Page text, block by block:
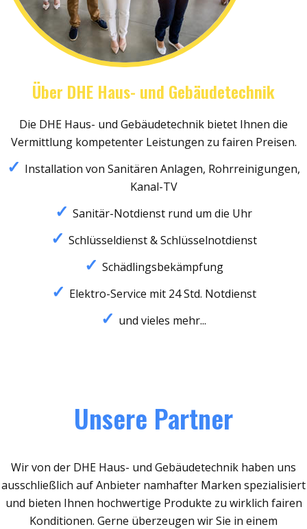
Über DHE Haus- und Gebäudetechnik
Die DHE Haus- und Gebäudetechnik bietet Ihnen die
Vermittlung kompetenter Leistungen zu fairen Preisen.
Installation von Sanitären Anlagen, Rohrreinigungen,
Kanal-TV
Sanitär-Notdienst rund um die Uhr
Schlüsseldienst & Schlüsselnotdienst
Schädlingsbekämpfung
Elektro-Service mit 24 Std. Notdienst
und vieles mehr...
Unsere Partner
Wir von der DHE Haus- und Gebäudetechnik haben uns
ausschließlich auf Anbieter namhafter Marken spezialisiert
und bieten Ihnen hochwertige Produkte zu wirklich fairen
Konditionen. Gerne überzeugen wir Sie in einem